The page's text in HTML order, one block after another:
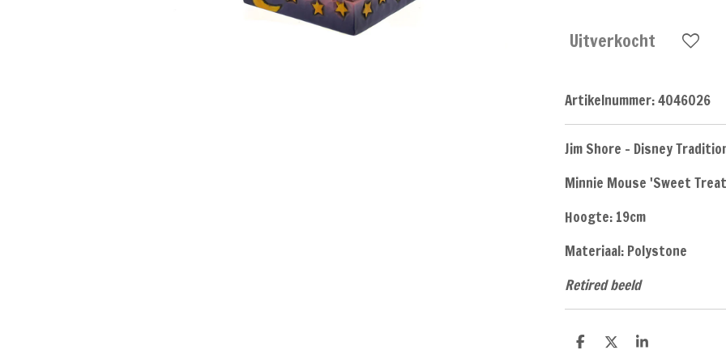
Uitverkocht
Artikelnummer:4046026
Jim Shore - Disney
Minnie Mouse 'Sweet
Hoogte: 19cm
Materiaal: Polystone
Retired beeld
D
D
S